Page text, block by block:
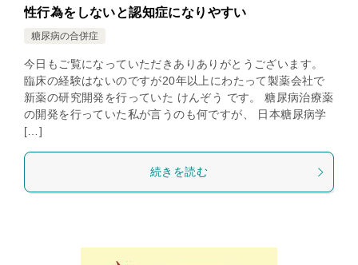
性行為をしないと認知症になりやすい
糖尿病の合併症
今日もご覧になっていただきありありがとうございます。
臨床の経験はないのですが20年以上にわたって製薬会社で
新薬の研究開発を行っていた けんぞう です。 糖尿病治療薬
の開発を行っていた私が言うのも何ですが、 日本糖尿病学
[…]
続きを読む